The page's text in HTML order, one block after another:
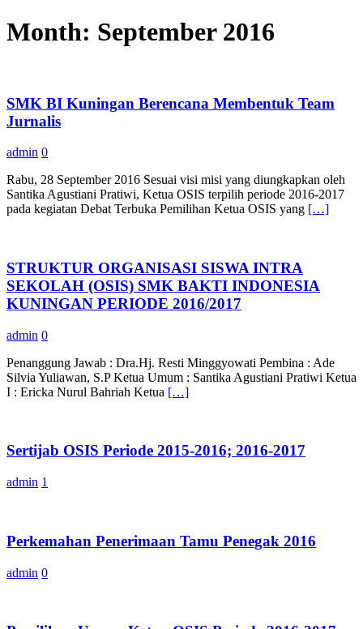
Month: September 2016
SMK BI Kuningan Berencana Membentuk Team
Jurnalis
admin 0
Rabu, 28 September 2016 Sesuai visi misi yang diungkapkan oleh
Santika Agustiani Pratiwi, Ketua OSIS terpilih periode 2016-2017
pada kegiatan Debat Terbuka Pemilihan Ketua OSIS yang […]
STRUKTUR ORGANISASI SISWA INTRA
SEKOLAH (OSIS) SMK BAKTI INDONESIA
KUNINGAN PERIODE 2016/2017
admin 0
Penanggung Jawab : Dra.Hj. Resti Minggyowati Pembina : Ade
Silvia Yuliawan, S.P Ketua Umum : Santika Agustiani Pratiwi Ketua
I : Ericka Nurul Bahriah Ketua […]
Sertijab OSIS Periode 2015-2016; 2016-2017
admin 1
Perkemahan Penerimaan Tamu Penegak 2016
admin 0